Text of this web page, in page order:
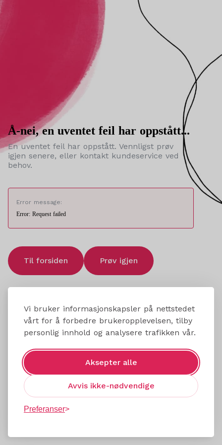
Vi bruker informasjonskapsler på nettstedet
vårt for å forbedre brukeropplevelsen, tilby
personlig innhold og analysere trafikken vår.
Aksepter alle
Avvis ikke-nødvendige
Preferanser
Å-nei, en uventet feil har oppstått...
En uventet feil har oppstått. Vennligst prøv
igjen senere, eller kontakt kundeservice ved
behov.
Error message:
Error: Request failed
Til forsiden Prøv igjen